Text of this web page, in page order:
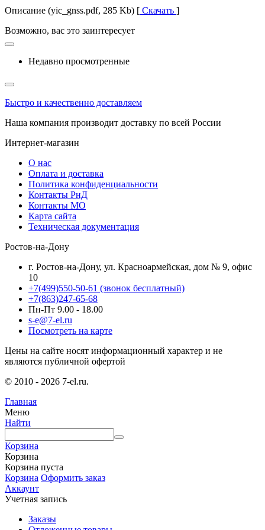
Описание (yic_gnss.pdf, 285 Kb) [ Скачать ]
Возможно, вас это заинтересует
Недавно просмотренные
Быстро и качественно доставляем
Наша компания производит доставку по всей России
Интернет-магазин
О нас
Оплата и доставка
Политика конфиденциальности
Контакты РнД
Контакты МО
Карта сайта
Техническая документация
Ростов-на-Дону
г. Ростов-на-Дону, ул. Красноармейская, дом № 9, офис
10
+7(499)550-50-61 (звонок бесплатный)
+7(863)247-65-68
Пн-Пт 9.00 - 18.00
s-e@7-el.ru
Посмотреть на карте
Цены на сайте носят информационный характер и не
являются публичной офертой
© 2010 - 2026 7-el.ru.
Главная
Меню
Найти
Корзина
Корзина
Корзина пуста
Корзина Оформить заказ
Аккаунт
Учетная запись
Заказы